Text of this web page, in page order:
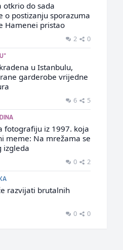
otkrio do sada
o postizanju sporazuma
Hamenei pristao
2 0
u Istanbulu,
garderobe vrijedne
6 5
fotografiju iz 1997. koja
meme: Na mrežama se
izgleda
0 2
razvijati brutalnih
0 0